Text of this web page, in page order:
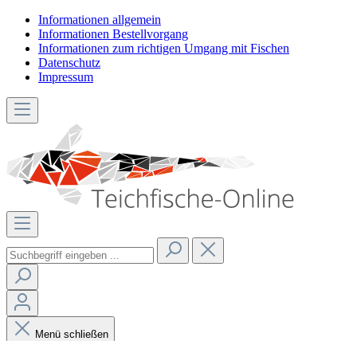
Informationen allgemein
Informationen Bestellvorgang
Informationen zum richtigen Umgang mit Fischen
Datenschutz
Impressum
Menü schließen